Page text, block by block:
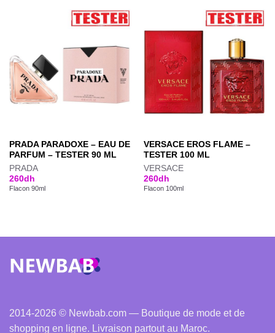
PRADA PARADOXE – EAU DE
PARFUM – TESTER 90 ML
PRADA
260dh
Flacon 90ml
VERSACE EROS FLAME –
TESTER 100 ML
VERSACE
260dh
Flacon 100ml
2014-2026 © Newbab.com — Boutique de mode et de
shopping en ligne. Livraison partout au Maroc.